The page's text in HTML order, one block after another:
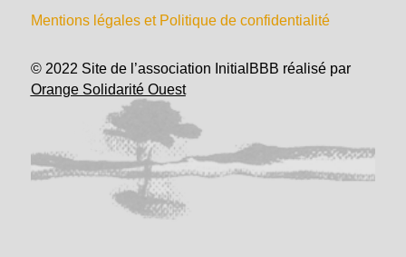
Mentions légales et Politique de confidentialité
© 2022 Site de l’association InitialBBB réalisé par
Orange Solidarité Ouest